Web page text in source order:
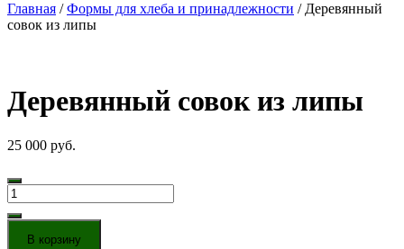
Главная /Формы для хлеба и принадлежности / Деревянный
совок из липы
Деревянный совок из липы
25 000 руб.
Количество
товара
Деревянный
совокВ корзину